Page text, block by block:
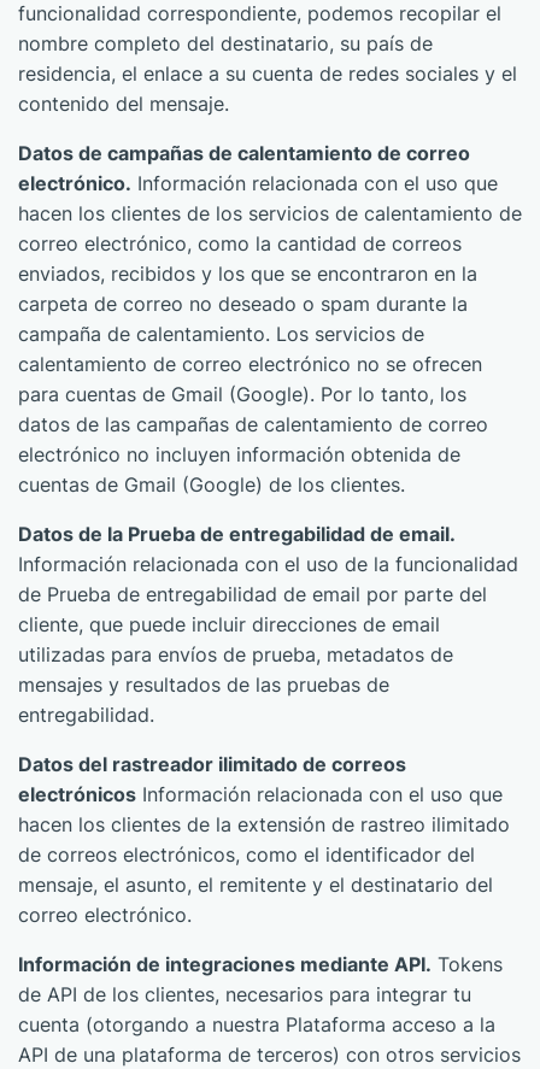
funcionalidad correspondiente, podemos recopilar el
nombre completo del destinatario, su país de
residencia, el enlace a su cuenta de redes sociales y el
contenido del mensaje.
Datos de campañas de calentamiento de correo
electrónico. Información relacionada con el uso que
hacen los clientes de los servicios de calentamiento de
correo electrónico, como la cantidad de correos
enviados, recibidos y los que se encontraron en la
carpeta de correo no deseado o spam durante la
campaña de calentamiento. Los servicios de
calentamiento de correo electrónico no se ofrecen
para cuentas de Gmail (Google). Por lo tanto, los
datos de las campañas de calentamiento de correo
electrónico no incluyen información obtenida de
cuentas de Gmail (Google) de los clientes.
Datos de la Prueba de entregabilidad de email.
Información relacionada con el uso de la funcionalidad
de Prueba de entregabilidad de email por parte del
cliente, que puede incluir direcciones de email
utilizadas para envíos de prueba, metadatos de
mensajes y resultados de las pruebas de
entregabilidad.
Datos del rastreador ilimitado de correos
electrónicos Información relacionada con el uso que
hacen los clientes de la extensión de rastreo ilimitado
de correos electrónicos, como el identificador del
mensaje, el asunto, el remitente y el destinatario del
correo electrónico.
Información de integraciones mediante API. Tokens
de API de los clientes, necesarios para integrar tu
cuenta (otorgando a nuestra Plataforma acceso a la
API de una plataforma de terceros) con otros servicios